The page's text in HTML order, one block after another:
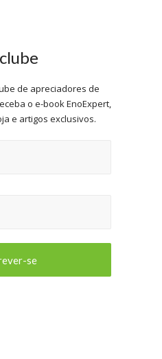
de apreciadores de
o e-book EnoExpert,
e artigos exclusivos.